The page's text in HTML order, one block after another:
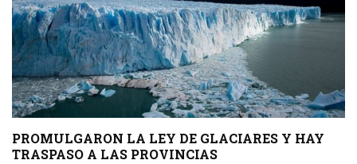
PROMULGARON LA LEY DE GLACIARES Y HAY
TRASPASO A LAS PROVINCIAS